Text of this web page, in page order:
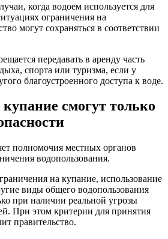
когда водоем используется для
ограничения на
могут сохраняться в соответствии
передавать в аренду часть
спорта или туризма, если у
благоустроенного доступа к воде.
смогут только
полномочия местных органов
водопользования.
на купание, использование
виды общего водопользования
при наличии реальной угрозы
При этом критерии для принятия
правительство.